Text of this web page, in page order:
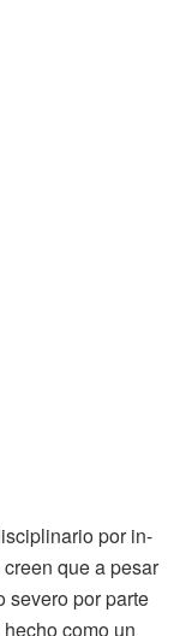
por in-
que a pesar
severo por parte
como un